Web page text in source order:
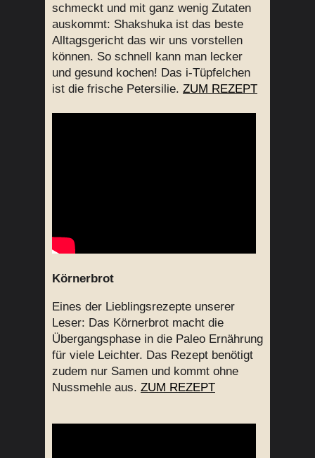
schmeckt und mit ganz wenig Zutaten
auskommt: Shakshuka ist das beste
Alltagsgericht das wir uns vorstellen
können. So schnell kann man lecker
und gesund kochen! Das i-Tüpfelchen
ist die frische Petersilie. ZUM REZEPT
Körnerbrot
Eines der Lieblingsrezepte unserer
Leser: Das Körnerbrot macht die
Übergangsphase in die Paleo Ernährung
für viele Leichter. Das Rezept benötigt
zudem nur Samen und kommt ohne
Nussmehle aus. ZUM REZEPT